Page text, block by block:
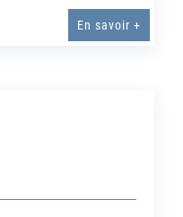
En savoir +